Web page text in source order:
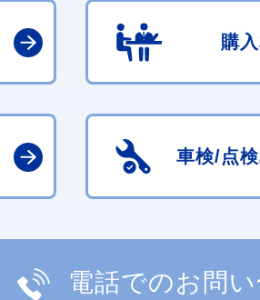
購
車検/点
電話でのお問